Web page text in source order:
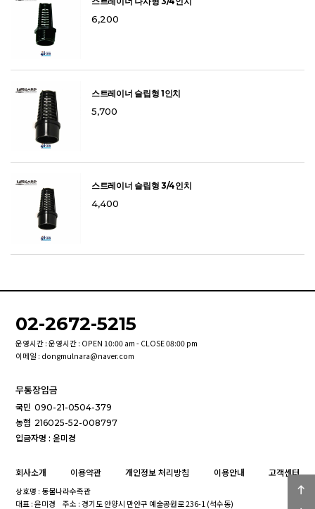
6,200
스트레이너 슬립형 1인치
5,700
스트레이너 슬립형 3/4인치
4,400
02-2672-5215
운영시간 : 운영시간 : OPEN 10:00 am - CLOSE 08:00 pm
이메일 : dongmulnara@naver.com
무통장입금
국민 090-21-0504-379
농협 216025-52-008797
입금자명 : 윤미경
회사소개 이용약관 개인정보 처리방침 이용안내 고객센터
상호명 : 동물나라수족관
대표 : 윤미경
주소 : 경기도 안양시 만안구 예술공원로 236-1 (석수동)